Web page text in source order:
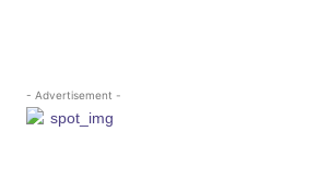
- Advertisement -